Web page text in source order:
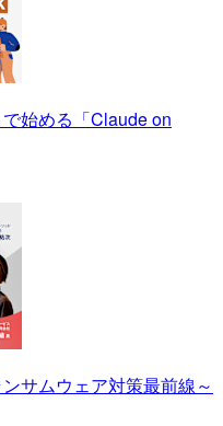
始める「Claude on
サムウェア対策最前線～